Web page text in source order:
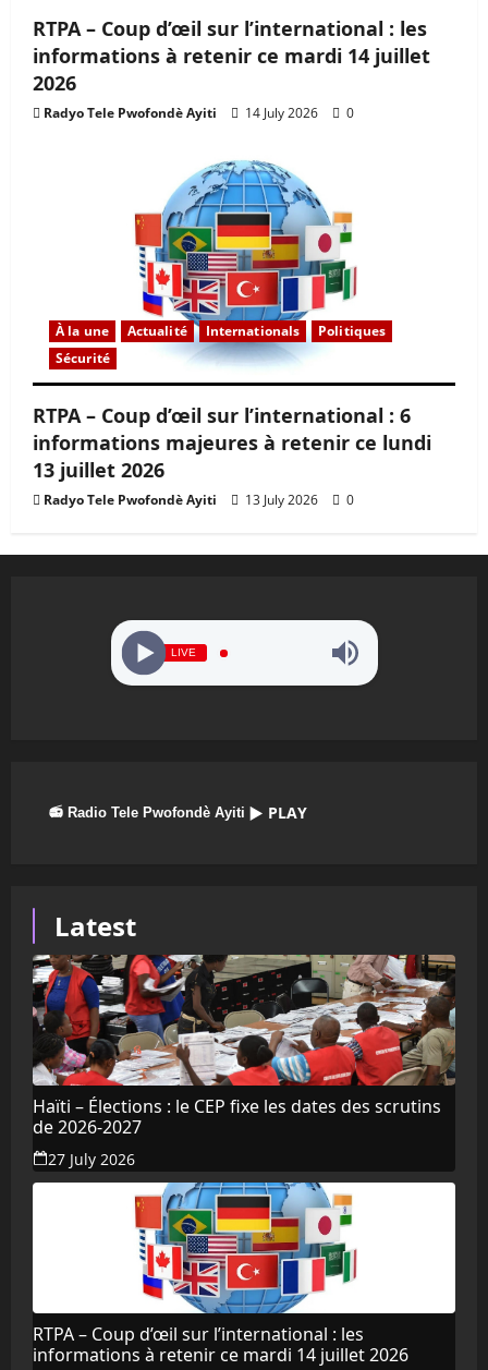
RTPA – Coup d’œil sur l’international : les
informations à retenir ce mardi 14 juillet
2026
Radyo Tele Pwofondè Ayiti 14 July 2026 0
À la une Actualité Internationals
Politiques
Sécurité
RTPA – Coup d’œil sur l’international : 6
informations majeures à retenir ce lundi
13 juillet 2026
Radyo Tele Pwofondè Ayiti 13 July 2026 0
LIVE
📻 Radio Tele Pwofondè Ayiti ▶ PLAY
Latest
Haïti – Élections : le CEP fixe les dates des scrutins
de 2026-2027
27 July 2026
RTPA – Coup d’œil sur l’international : les
informations à retenir ce mardi 14 juillet 2026